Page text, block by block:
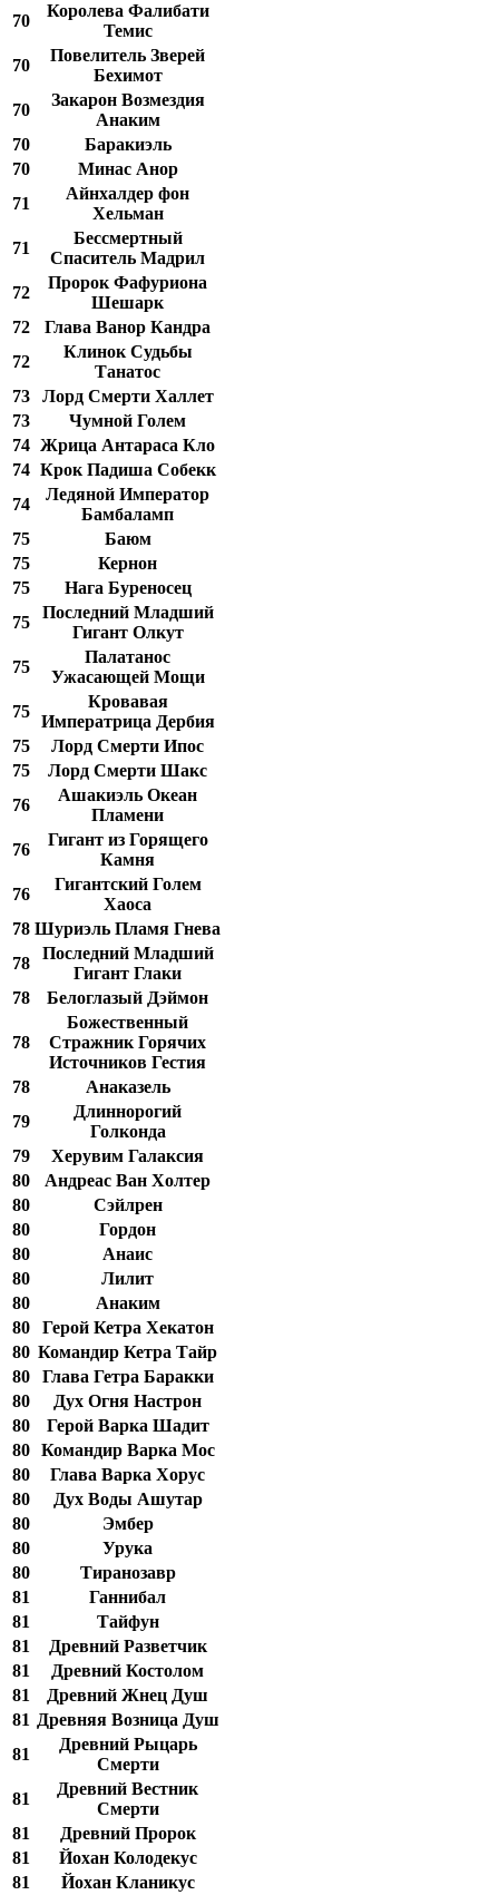
70
Королева Фалибати
Темис
70
Повелитель Зверей
Бехимот
70
Закарон Возмездия
Анаким
70
Баракиэль
70
Минас Анор
71
Айнхалдер фон
Хельман
71
Бессмертный
Спаситель Мадрил
72
Пророк Фафуриона
Шешарк
72
Глава Ванор Кандра
72
Клинок Судьбы
Танатос
73
Лорд Смерти Халлет
73
Чумной Голем
74 Жрица Антараса Кло
74 Крок Падиша Собекк
74
Ледяной Император
Бамбаламп
75
Баюм
75
Кернон
75
Нага Буреносец
75
Последний Младший
Гигант Олкут
75
Палатанос
Ужасающей Мощи
75
Кровавая
Императрица Дербия
75
Лорд Смерти Ипос
75
Лорд Смерти Шакс
76
Ашакиэль Океан
Пламени
76
Гигант из Горящего
Камня
76
Гигантский Голем
Хаоса
78 Шуриэль Пламя Гнева
78
Последний Младший
Гигант Глаки
78
Белоглазый Дэймон
78
Божественный
Стражник Горячих
Источников Гестия
78
Анаказель
79
Длиннорогий
Голконда
79
Херувим Галаксия
80
Андреас Ван Холтер
80
Сэйлрен
80
Гордон
80
Анаис
80
Лилит
80
Анаким
80
Герой Кетра Хекатон
80 Командир Кетра Тайр
80
Глава Гетра Баракки
80
Дух Огня Настрон
80
Герой Варка Шадит
80 Командир Варка Мос
80
Глава Варка Хорус
80
Дух Воды Ашутар
80
Эмбер
80
Урука
80
Тиранозавр
81
Ганнибал
81
Тайфун
81
Древний Разветчик
81
Древний Костолом
81
Древний Жнец Душ
81 Древняя Возница Душ
81
Древний Рыцарь
Смерти
81
Древний Вестник
Смерти
81
Древний Пророк
81
Йохан Колодекус
81
Йохан Кланикус